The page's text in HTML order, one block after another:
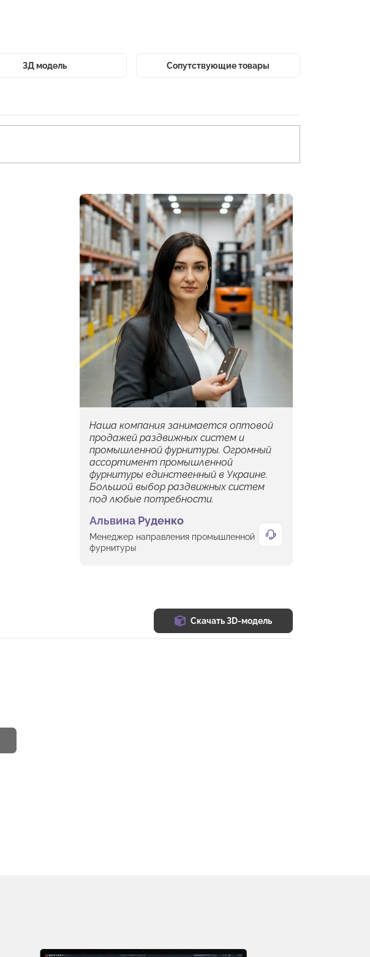
3Д модель Сопутствующие товары
Наша компания занимается оптовой
продажей раздвижных систем и
промышленной фурнитуры. Огромный
ассортимент промышленной
фурнитуры единственный в Украине.
Большой выбор раздвижных систем
под любые потребности.
Альвина Руденко
Менеджер направления промышленной
фурнитуры
Скачать 3D-модель